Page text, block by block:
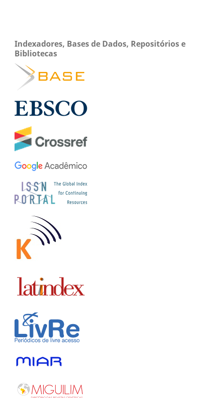
Indexadores, Bases de Dados, Repositórios e
Bibliotecas